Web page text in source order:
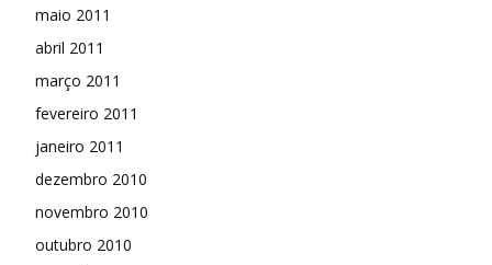
maio 2011
abril 2011
março 2011
fevereiro 2011
janeiro 2011
dezembro 2010
novembro 2010
outubro 2010